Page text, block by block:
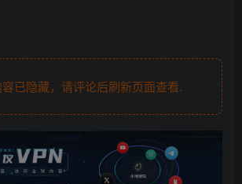
已隐藏，请评论后刷新页面查看.